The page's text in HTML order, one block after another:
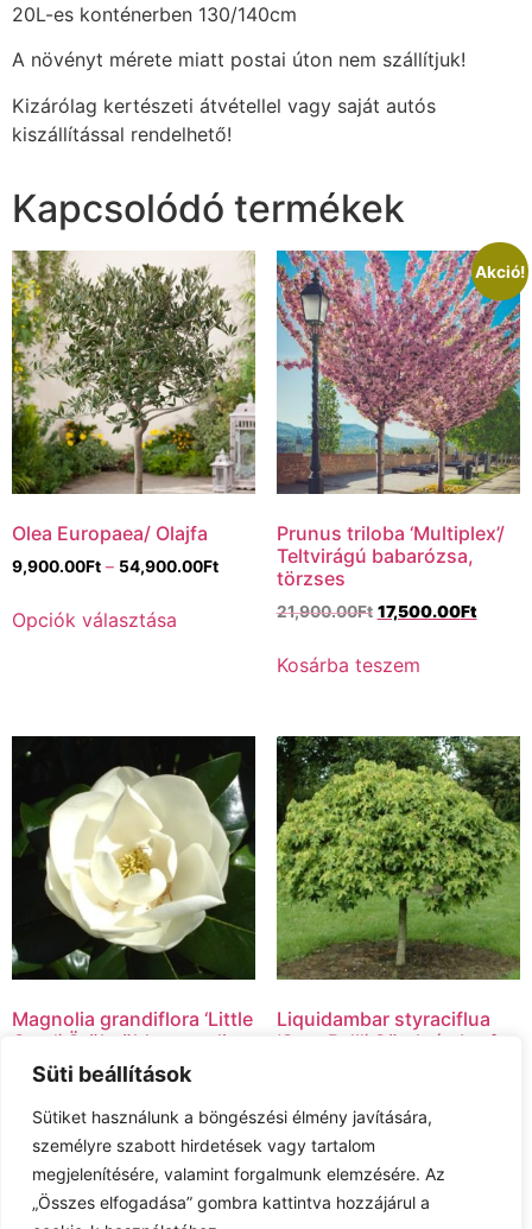
Süti beállítások
Sütiket használunk a böngészési élmény javítására,
személyre szabott hirdetések vagy tartalom
megjelenítésére, valamint forgalmunk elemzésére. Az
„Összes elfogadása” gombra kattintva hozzájárul a
20L-es konténerben 130/140cm
A növényt mérete miatt postai úton nem szállítjuk!
Kizárólag kertészeti átvétellel vagy saját autós
kiszállítással rendelhető!
Kapcsolódó termékek
Olea Europaea/ Olajfa
9,900.00Ft – 54,900.00Ft
Opciók választása
Akció!
Prunus triloba ‘Multiplex’/
Teltvirágú babarózsa,
törzses
21,900.00Ft 17,500.00Ft
Kosárba teszem
Magnolia grandiflora ‘Little
Gem’/ Örökzöld magnolia
19,900.00Ft– 39,900.00
Opciók választása
Liquidambar styraciflua
‘Gum Ball’/ Gömb ámbrafa
Kosárba teszem